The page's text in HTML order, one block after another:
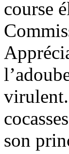
course
virulent.
son